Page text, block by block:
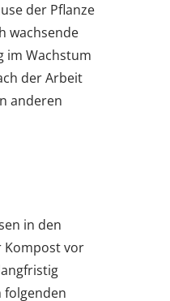
der Pflanze
wachsende
im Wachstum
der Arbeit
anderen
in den
Kompost vor
folgenden